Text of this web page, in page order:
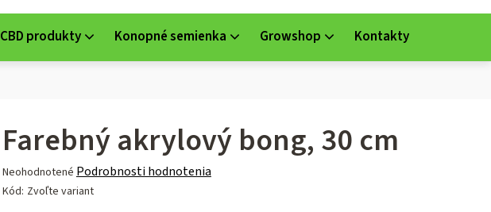
KOŠÍK
CBD produkty Konopné semienka Growshop Kontakty
Farebný akrylový bong, 30 cm
Priemerné
hodnotenie
Neohodnotené Podrobnosti hodnotenia
Kód: Zvoľte variant